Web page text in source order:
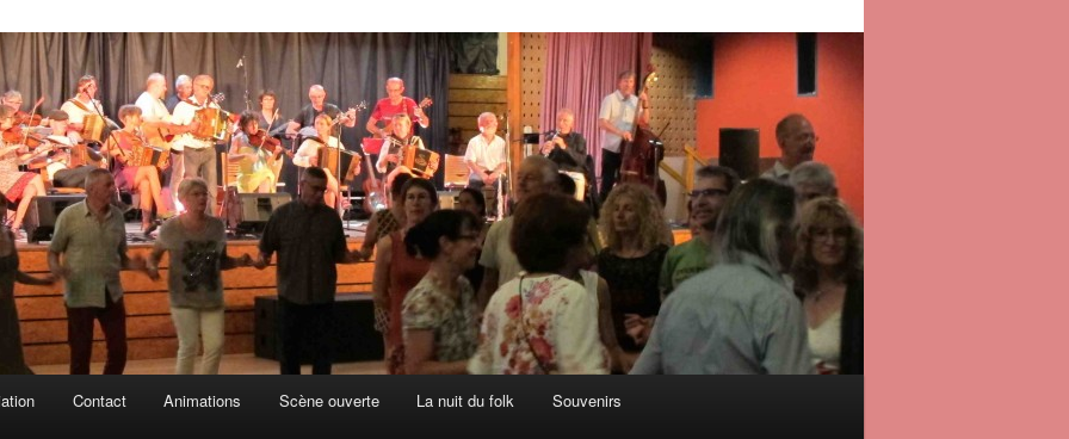
Contact Animations Scène ouverte La nuit du folk Souvenirs